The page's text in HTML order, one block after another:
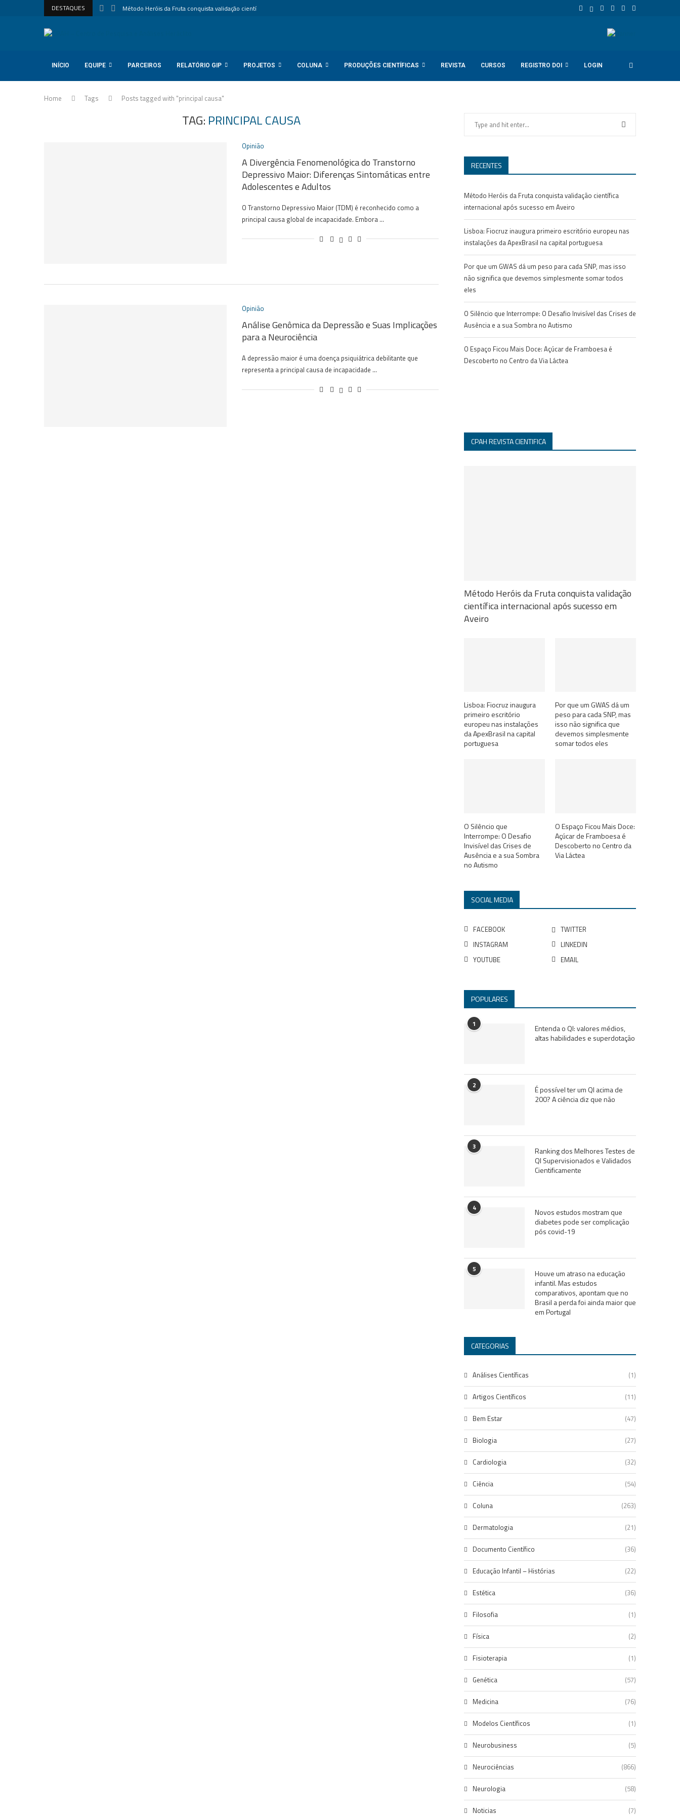
DESTAQUES Método Heróis da Fruta conquista validação científica internacional...
INÍCIO EQUIPE PARCEIROS RELATÓRIO GIP PROJETOS COLUNA PRODUÇÕES CIENTÍFICAS REVISTA CURSOS REGISTRO DOI LOGIN
Home Tags Posts tagged with "principal causa"
TAG: PRINCIPAL CAUSA
Opinião
A Divergência Fenomenológica do Transtorno
Depressivo Maior: Diferenças Sintomáticas entre
Adolescentes e Adultos
O Transtorno Depressivo Maior (TDM) é reconhecido como a
principal causa global de incapacidade. Embora …
Opinião
Análise Genômica da Depressão e Suas Implicações
para a Neurociência
A depressão maior é uma doença psiquiátrica debilitante que
representa a principal causa de incapacidade …
RECENTES
Método Heróis da Fruta conquista validação científica
internacional após sucesso em Aveiro
Lisboa: Fiocruz inaugura primeiro escritório europeu nas
instalações da ApexBrasil na capital portuguesa
Por que um GWAS dá um peso para cada SNP, mas isso
não significa que devemos simplesmente somar todos
eles
O Silêncio que Interrompe: O Desafio Invisível das Crises de
Ausência e a sua Sombra no Autismo
O Espaço Ficou Mais Doce: Açúcar de Framboesa é
Descoberto no Centro da Via Láctea
CPAH REVISTA CIENTIFICA
Método Heróis da Fruta conquista validação
científica internacional após sucesso em
Aveiro
Lisboa: Fiocruz inaugura
primeiro escritório
europeu nas instalações
da ApexBrasil na capital
portuguesa
Por que um GWAS dá um
peso para cada SNP, mas
isso não significa que
devemos simplesmente
somar todos eles
O Silêncio que
Interrompe: O Desafio
Invisível das Crises de
Ausência e a sua Sombra
no Autismo
O Espaço Ficou Mais Doce:
Açúcar de Framboesa é
Descoberto no Centro da
Via Láctea
SOCIAL MEDIA
FACEBOOK
TWITTER
INSTAGRAM
LINKEDIN
YOUTUBE
EMAIL
POPULARES
1
Entenda o QI: valores médios,
altas habilidades e superdotação
2
É possível ter um QI acima de
200? A ciência diz que não
3
Ranking dos Melhores Testes de
QI Supervisionados e Validados
Cientificamente
4
Novos estudos mostram que
diabetes pode ser complicação
pós covid-19
5
Houve um atraso na educação
infantil. Mas estudos
comparativos, apontam que no
Brasil a perda foi ainda maior que
em Portugal
CATEGORIAS
Análises Científicas (1)
Artigos Científicos (11)
Bem Estar (47)
Biologia (27)
Cardiologia (32)
Ciência (54)
Coluna (263)
Dermatologia (21)
Documento Científico (36)
Educação Infantil – Histórias (22)
Estética (36)
Filosofia (1)
Física (2)
Fisioterapia (1)
Genética (57)
Medicina (76)
Modelos Científicos (1)
Neurobusiness (5)
Neurociências (866)
Neurologia (58)
Noticias (7)